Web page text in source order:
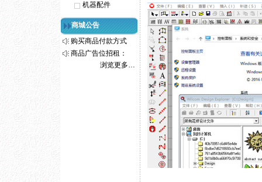
机器配件
商城公告
购买商品付款方式
商品广告位招租：
浏览更多…